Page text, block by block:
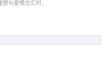
与爱情交汇时，